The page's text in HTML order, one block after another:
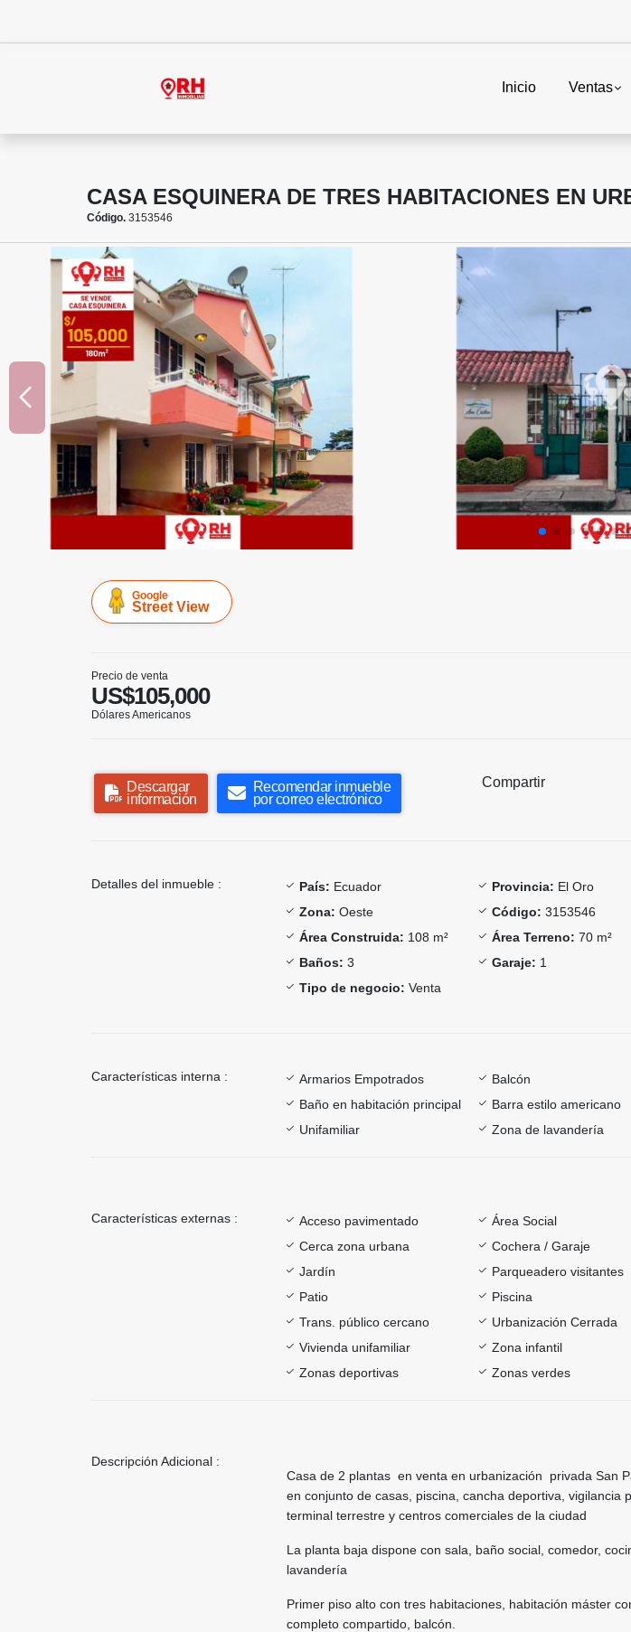
Inicio Ventas
CASA ESQUINERA DE TRES HABITACIONES EN
Código. 3153546
Google
Street View
Precio de venta
US$105,000
Dólares Americanos
Descargar
información
Recomendar inmueble
por correo electrónico
Compartir
Detalles del inmueble : País: Ecuador Provincia: El Oro
Zona: Oeste Código: 3153546
Área Construida: 108 m² Área Terreno: 70 m²
Baños: 3 Garaje: 1
Tipo de negocio: Venta
Características interna : Armarios Empotrados Balcón
Baño en habitación principal
Barra estilo americano
Unifamiliar
Zona de lavandería
Características externas : Acceso pavimentado Área Social
Cerca zona urbana
Cochera / Garaje
Jardín
Parqueadero visitantes
Patio
Piscina
Trans. público cercano
Urbanización Cerrada
Vivienda unifamiliar
Zona infantil
Zonas deportivas
Zonas verdes
Descripción Adicional :
Casa de 2 plantas en venta en urbanización privada San
en conjunto de casas, piscina, cancha deportiva,
terminal terrestre y centros comerciales de la ciudad
La planta baja dispone con sala, baño social, comedor,
lavandería
Primer piso alto con tres habitaciones, habitación máster
completo compartido, balcón.